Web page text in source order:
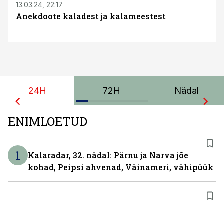
13.03.24, 22:17
Anekdoote kaladest ja kalameestest
24H 72H Nädal
ENIMLOETUD
1
Kalaradar, 32. nädal: Pärnu ja Narva jõe
kohad, Peipsi ahvenad, Väinameri, vähipüük